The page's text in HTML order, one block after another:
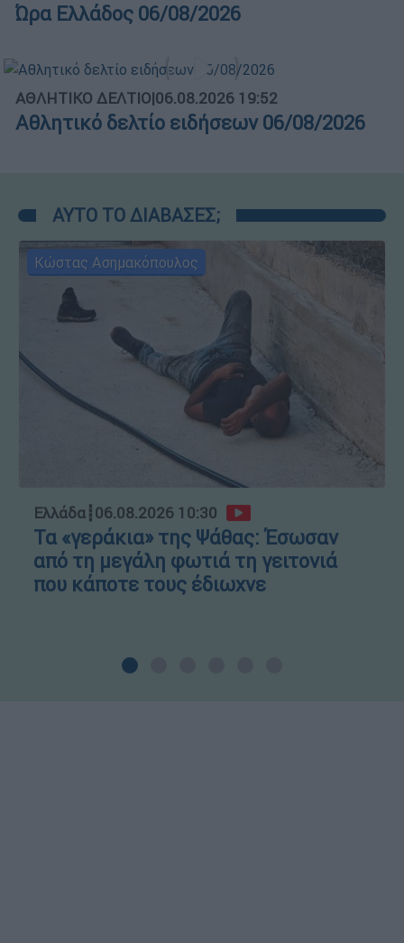
Ώρα Ελλάδος 06/08/2026
ΑΘΛΗΤΙΚΟ ΔΕΛΤΙΟ|06.08.2026 19:52
Αθλητικό δελτίο ειδήσεων 06/08/2026
ΑΥΤΟ ΤΟ ΔΙΑΒΑΣΕΣ;
Κώστας Ασημακόπουλος
Ελλάδα┋06.08.2026 10:30
Τα «γεράκια» της Ψάθας: Έσωσαν
από τη μεγάλη φωτιά τη γειτονιά
που κάποτε τους έδιωχνε